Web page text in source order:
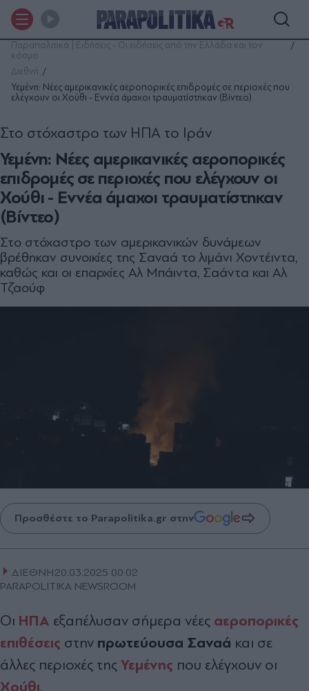
Παραπολιτικά | Ειδήσεις - Οι ειδήσεις από την Ελλάδα και τον
κόσμο
Διεθνή
Υεμένη: Νέες αμερικανικές αεροπορικές επιδρομές σε περιοχές που
ελέγχουν οι Χούθι - Εννέα άμαχοι τραυματίστηκαν (Βίντεο)
Υεμένη: Νέες αμερικανικές αεροπορικές
επιδρομές σε περιοχές που ελέγχουν οι
Χούθι - Εννέα άμαχοι τραυματίστηκαν
(Βίντεο)
Στο στόχαστρο των ΗΠΑ το Ιράν
Στο στόχαστρο των αμερικανικών δυνάμεων
βρέθηκαν συνοικίες της Σαναά το λιμάνι Χοντέιντα,
καθώς και οι επαρχίες Αλ Μπάιντα, Σαάντα και Αλ
Τζαούφ
Προσθέστε το Parapolitika.gr στην
ΔΙΕΘΝΗ20.03.2025 00:02
PARAPOLITIKA NEWSROOM
Οι ΗΠΑ εξαπέλυσαν σήμερα νέες αεροπορικές
επιθέσεις στην πρωτεύουσα Σαναά και σε
άλλες περιοχές της Υεμένης που ελέγχουν οι
Χούθι.